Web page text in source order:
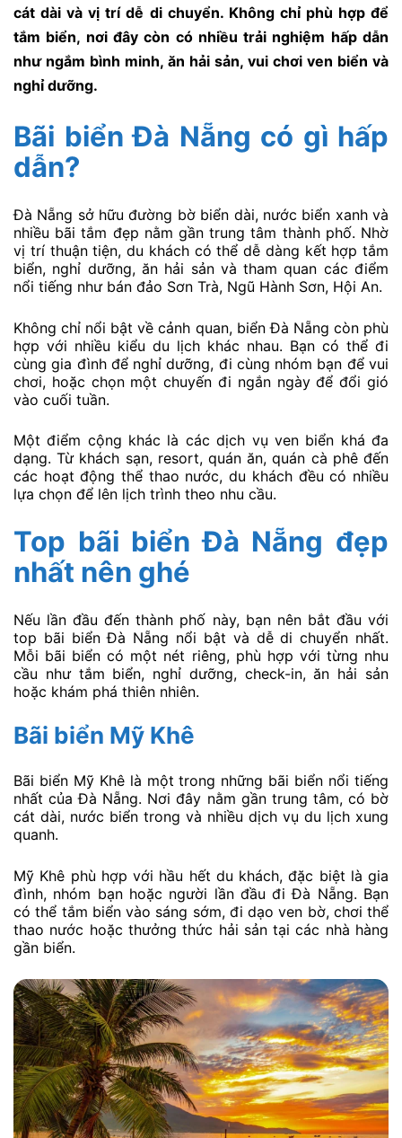
cát dài và vị trí dễ di chuyển. Không chỉ phù hợp để
tắm biển, nơi đây còn có nhiều trải nghiệm hấp dẫn
như ngắm bình minh, ăn hải sản, vui chơi ven biển và
nghỉ dưỡng.
Bãi biển Đà Nẵng có gì hấp
dẫn?
Đà Nẵng sở hữu đường bờ biển dài, nước biển xanh và
nhiều bãi tắm đẹp nằm gần trung tâm thành phố. Nhờ
vị trí thuận tiện, du khách có thể dễ dàng kết hợp tắm
biển, nghỉ dưỡng, ăn hải sản và tham quan các điểm
nổi tiếng như bán đảo Sơn Trà, Ngũ Hành Sơn, Hội An.
Không chỉ nổi bật về cảnh quan, biển Đà Nẵng còn phù
hợp với nhiều kiểu du lịch khác nhau. Bạn có thể đi
cùng gia đình để nghỉ dưỡng, đi cùng nhóm bạn để vui
chơi, hoặc chọn một chuyến đi ngắn ngày để đổi gió
vào cuối tuần.
Một điểm cộng khác là các dịch vụ ven biển khá đa
dạng. Từ khách sạn, resort, quán ăn, quán cà phê đến
các hoạt động thể thao nước, du khách đều có nhiều
lựa chọn để lên lịch trình theo nhu cầu.
Top bãi biển Đà Nẵng đẹp
nhất nên ghé
Nếu lần đầu đến thành phố này, bạn nên bắt đầu với
top bãi biển Đà Nẵng nổi bật và dễ di chuyển nhất.
Mỗi bãi biển có một nét riêng, phù hợp với từng nhu
cầu như tắm biển, nghỉ dưỡng, check-in, ăn hải sản
hoặc khám phá thiên nhiên.
Bãi biển Mỹ Khê
Bãi biển Mỹ Khê là một trong những bãi biển nổi tiếng
nhất của Đà Nẵng. Nơi đây nằm gần trung tâm, có bờ
cát dài, nước biển trong và nhiều dịch vụ du lịch xung
quanh.
Mỹ Khê phù hợp với hầu hết du khách, đặc biệt là gia
đình, nhóm bạn hoặc người lần đầu đi Đà Nẵng. Bạn
có thể tắm biển vào sáng sớm, đi dạo ven bờ, chơi thể
thao nước hoặc thưởng thức hải sản tại các nhà hàng
gần biển.